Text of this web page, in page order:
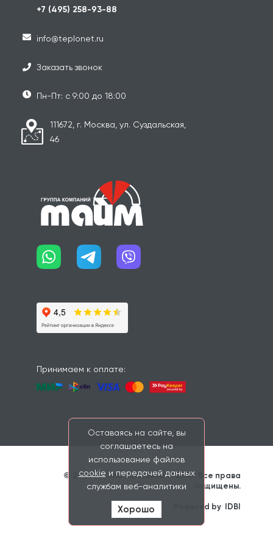
+7 (495) 258-93-88
info@teplonet.ru
Заказать звонок
Пн-Пт: с 9:00 до 18:00
111672, г. Москва, ул. Суздальская,
46
Принимаем к оплате:
© 2026 Группа компаний «Тайм». Все права
защищены.
                    Powered by
IDBI
Оставаясь на сайте, вы
соглашаетесь на
использование файлов
cookie и передачей данных
службам веб-аналитики
Хорошо